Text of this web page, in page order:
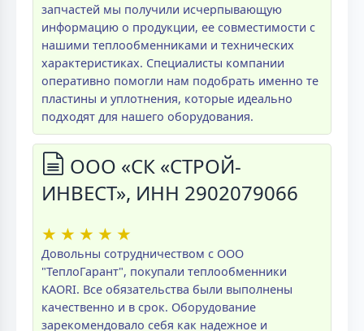
запчастей мы получили исчерпывающую
информацию о продукции, ее совместимости с
нашими теплообменниками и технических
характеристиках. Специалисты компании
оперативно помогли нам подобрать именно те
пластины и уплотнения, которые идеально
подходят для нашего оборудования.
ООО «СК «СТРОЙ-
ИНВЕСТ», ИНН 2902079066
★ ★ ★ ★ ★
Довольны сотрудничеством с ООО
"ТеплоГарант", покупали теплообменники
KAORI. Все обязательства были выполнены
качественно и в срок. Оборудование
зарекомендовало себя как надежное и